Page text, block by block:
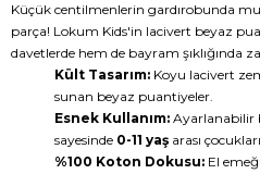
Küçük centilmenlerin gardırobunda
parça! Lokum Kids'in lacivert beyaz
davetlerde hem de bayram şıklığında
Kült Tasarım: Koyu lacivert
sunan beyaz puantiyeler.
Esnek Kullanım: Ayarlanabilir
sayesinde 0-11 yaş arası
%100 Koton Dokusu: El